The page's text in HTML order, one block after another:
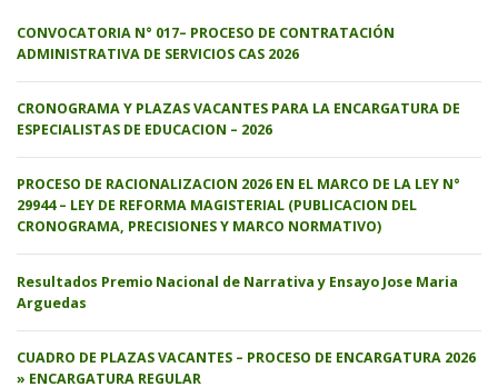
CONVOCATORIA N° 017– PROCESO DE CONTRATACIÓN
ADMINISTRATIVA DE SERVICIOS CAS 2026
CRONOGRAMA Y PLAZAS VACANTES PARA LA ENCARGATURA DE
ESPECIALISTAS DE EDUCACION – 2026
PROCESO DE RACIONALIZACION 2026 EN EL MARCO DE LA LEY N°
29944 – LEY DE REFORMA MAGISTERIAL (PUBLICACION DEL
CRONOGRAMA, PRECISIONES Y MARCO NORMATIVO)
Resultados Premio Nacional de Narrativa y Ensayo Jose Maria
Arguedas
CUADRO DE PLAZAS VACANTES – PROCESO DE ENCARGATURA 2026
» ENCARGATURA REGULAR